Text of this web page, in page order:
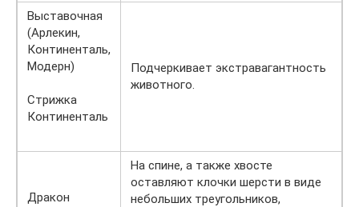
Выставочная
(Арлекин,
Континенталь,
Модерн)
Стрижка
Континенталь
Подчеркивает экстравагантность
животного.
Дракон
На спине, а также хвосте
оставляют клочки шерсти в виде
небольших треугольников,